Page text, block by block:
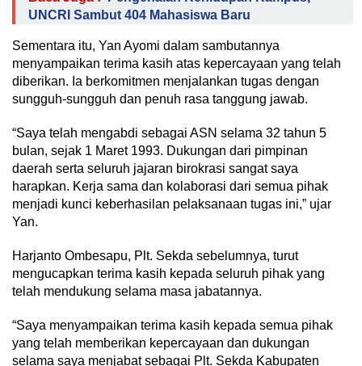
UNCRI Sambut 404 Mahasiswa Baru
Sementara itu, Yan Ayomi dalam sambutannya
menyampaikan terima kasih atas kepercayaan yang telah
diberikan. Ia berkomitmen menjalankan tugas dengan
sungguh-sungguh dan penuh rasa tanggung jawab.
“Saya telah mengabdi sebagai ASN selama 32 tahun 5
bulan, sejak 1 Maret 1993. Dukungan dari pimpinan
daerah serta seluruh jajaran birokrasi sangat saya
harapkan. Kerja sama dan kolaborasi dari semua pihak
menjadi kunci keberhasilan pelaksanaan tugas ini,” ujar
Yan.
Harjanto Ombesapu, Plt. Sekda sebelumnya, turut
mengucapkan terima kasih kepada seluruh pihak yang
telah mendukung selama masa jabatannya.
“Saya menyampaikan terima kasih kepada semua pihak
yang telah memberikan kepercayaan dan dukungan
selama saya menjabat sebagai Plt. Sekda Kabupaten